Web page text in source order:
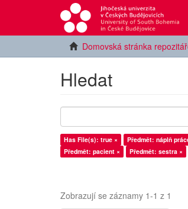
Domovská stránka
Hledat
Has File(s): true × Předmět: náplň
Předmět: pacient ×
Předmět: sestra ×
Zobrazují se záznamy 1-1 z 1